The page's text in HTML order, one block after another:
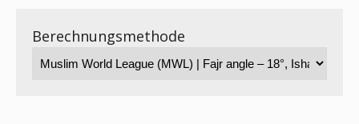
Berechnungsmethode